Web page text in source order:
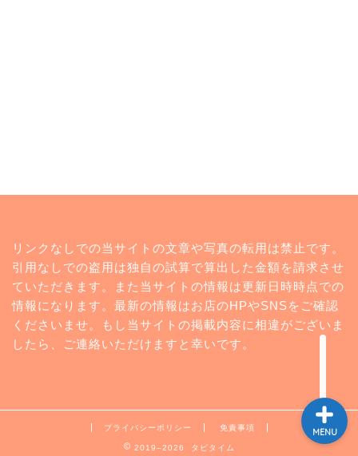
リンクなしでの当サイトの文章や写真の転用は禁止です。
引用なしでの盗用は独自の試算で算出した金額を請求させ
ていただきます。また当サイトの情報は更新日時時点での
情報になります。最新の情報はお店のHPやSNSをご確認
くださいませ。もし当サイトの掲載内容に相違がございま
したら、ご連絡いただけますと幸いです。
プライバシーポリシー 免責事項
2019–2026 タピタイム
MENU
ランキング
コンビニ
twitter